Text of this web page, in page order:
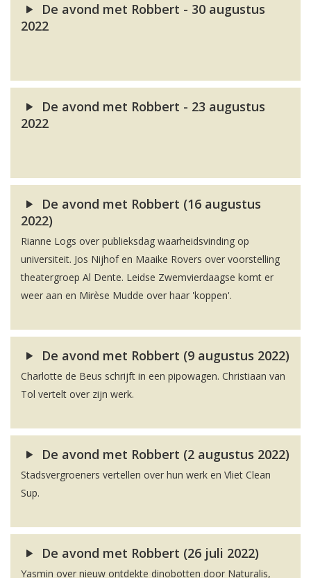
De avond met Robbert - 30 augustus
2022
De avond met Robbert - 23 augustus
2022
De avond met Robbert (16 augustus
2022)
Rianne Logs over publieksdag waarheidsvinding op
universiteit. Jos Nijhof en Maaike Rovers over voorstelling
theatergroep Al Dente. Leidse Zwemvierdaagse komt er
weer aan en Mirèse Mudde over haar 'koppen'.
De avond met Robbert (9 augustus 2022)
Charlotte de Beus schrijft in een pipowagen. Christiaan van
Tol vertelt over zijn werk.
De avond met Robbert (2 augustus 2022)
Stadsvergroeners vertellen over hun werk en Vliet Clean
Sup.
De avond met Robbert (26 juli 2022)
Yasmin over nieuw ontdekte dinobotten door Naturalis,